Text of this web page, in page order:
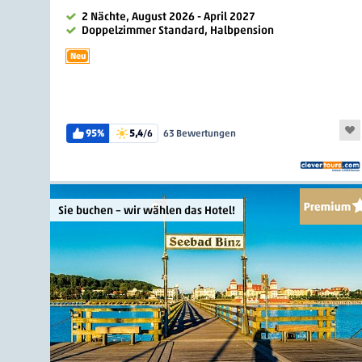
2 Nächte, August 2026 - April 2027
Doppelzimmer Standard, Halbpension
Neu
95% 5,4/6 63 Bewertungen
Sie buchen – wir wählen das Hotel!